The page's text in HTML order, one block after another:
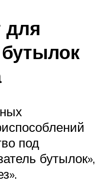
для
под
бутылок»,